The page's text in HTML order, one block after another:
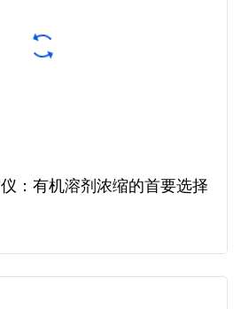
：有机溶剂浓缩的首要选择